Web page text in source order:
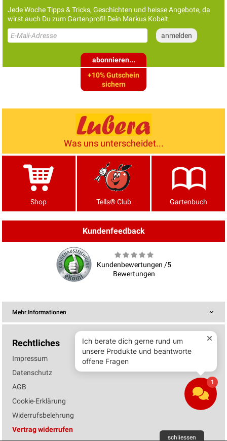
Jede Woche Tipps & Tricks, Geschichten und heisse Angebote, da
wirst auch Du zum Gartenprofi! Dein Markus Kobelt
abonnieren...
+10% Gutschein
sichern
Was uns unterscheidet...
Shop Tells® Club Gartenbuch
Kundenfeedback
Kundenbewertungen /5
Bewertungen
Mehr Informationen
Rechtliches
Impressum
Datenschutz
AGB
Cookie-Erklärung
Widerrufsbelehrung
Vertrag widerrufen
schliessen